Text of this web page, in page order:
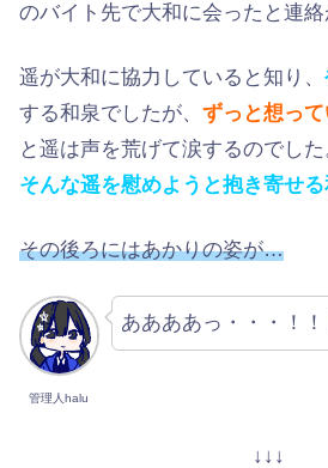
のバイト先で大和に会ったと連絡
遥が大和に協力していると知り、
する和泉でしたが、 ずっと想っ
と遥は声を荒げて涙するのでした
そんな遥を慰めようと抱き寄せる
その後ろにはあかりの姿が…
管理人halu
ああああっ・・・！！
↓↓↓